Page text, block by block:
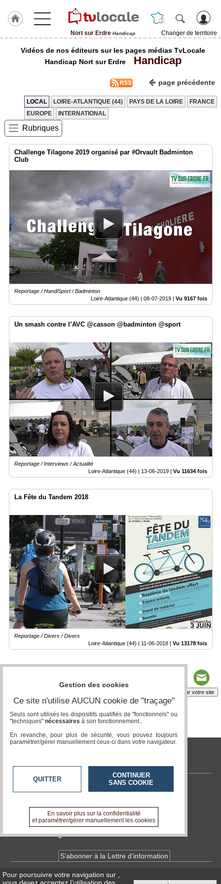
Nort sur Erdre Handicap
Changer de territoire
J'adhère
TvLocale
France
Accueil
RUBRIQUES
Vidéos
Médias
groupe
Prémium
annuaire
Accès
éditeur
Vidéos de nos éditeurs sur les pages médias TvLocale
Handicap Nort sur Erdre
Handicap
page précédente
LOCAL LOIRE-ATLANTIQUE (44) PAYS DE LA LOIRE
FRANCE
EUROPE
INTERNATIONAL
Rubriques
Challenge Tilagone 2019 organisé par #Orvault Badminton
Club
Reportage / HandiSport / Badminton
Loire-Atlantique (44) | 08-07-2019 Vu 9167 fois
Un smash contre l’AVC @casson @badminton @sport
Reportage / Interviews / Actualité
Loire-Atlantique (44) | 13-06-2019 | Vu 11634 fois
La Fête du Tandem 2018
Reportage / Divers / Divers
Loire-Atlantique (44) | 11-06-2018 | Vu 13178 fois
Insérez sur votre site
tvlocale.fr
Contactez-nous
A propos de tvlocale.fr
Devenir délégué
S'abonner à la Lettre d'information
InfosCNIL/RGPD
Pour poursuivre votre navigation sur
Gestion des cookies
Ce site n'utilise AUCUN cookie de "traçage"
Seuls sont utilisés les dispositifs qualifiés de "fonctionnels" ou
"techniques" nécessaires à son fonctionnement..
En revanche, pour plus de sécurité, vous pouvez toujours
paramétrer/gérer manuellement ceux-ci dans votre navigateur.
QUITTER
CONTINUER
SANS COOKIE
En savoir plus sur la confidentialité
et paramétrer/gérer manuellement les cookies